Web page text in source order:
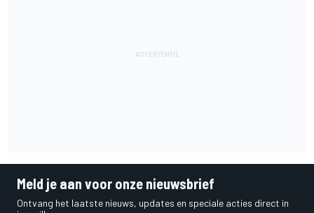
Meld je aan voor onze nieuwsbrief
Ontvang het laatste nieuws, updates en speciale acties direct in